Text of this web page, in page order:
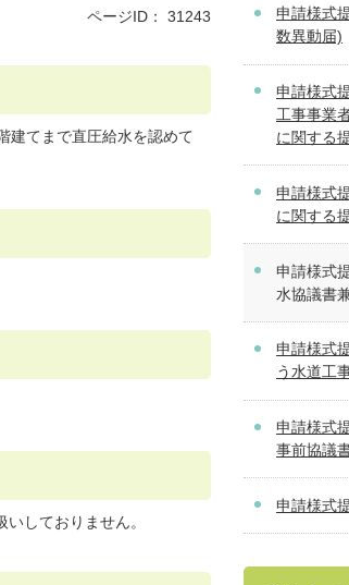
ページID：
31243
建てまで直圧給水を認めて
しておりません。
申請様式
数異動届)
申請様式
工事事業
に関する
申請様式
に関する
申請様式
水協議書
申請様式
う水道工
申請様式
事前協議
申請様式